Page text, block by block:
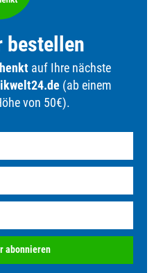
bestellen
auf Ihre nächste
(ab einem
von 50€).
abonnieren